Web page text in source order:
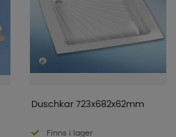
Duschkar 723x682x62mm
Finns i lager